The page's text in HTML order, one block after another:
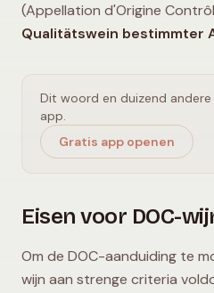
(Appellation d'Origine
Qualitätswein bestimmter
Dit woord en duizend
app.
Gratis app openen
Eisen voor DOC-
Om de DOC-aanduiding te
wijn aan strenge criteria